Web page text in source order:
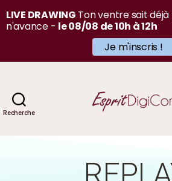
Recherche
LIVE DRAWING Ton ventre sait
n'avance - le 08/08 de 10h à 12h
Je m'inscris !